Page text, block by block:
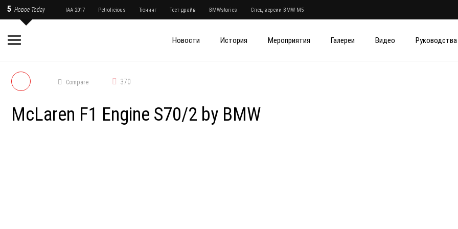
5 Новое Today IAA 2017 Petrolicious Тюнинг Тест-драйв BMWstories Спец-версии BMW M5
Новости История Мероприятия Галереи Видео Руководства
Compare 370
McLaren F1 Engine S70/2 by BMW